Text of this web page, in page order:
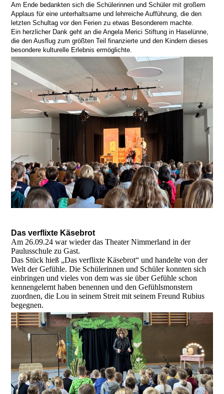
Am Ende bedankten sich die Schülerinnen und Schüler mit großem
Applaus für eine unterhaltsame und lehrreiche Aufführung, die den
letzten Schultag vor den Ferien zu etwas Besonderem machte.
Ein herzlicher Dank geht an die Angela Merici Stiftung in Haselünne,
die den Ausflug zum größten Teil finanzierte und den Kindern dieses
besondere kulturelle Erlebnis ermöglichte.
Das verflixte Käsebrot
Am 26.09.24 war wieder das Theater Nimmerland in der
Paulusschule zu Gast.
Das Stück hieß „Das verflixte Käsebrot“ und handelte von der
Welt der Gefühle. Die Schülerinnen und Schüler konnten sich
einbringen und vieles von dem was sie über Gefühle schon
kennengelernt haben benennen und den Gefühlsmonstern
zuordnen, die Lou in seinem Streit mit seinem Freund Rubius
begegnen.